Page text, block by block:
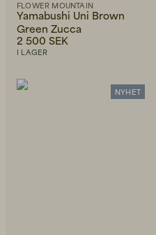
FLOWER MOUNTAIN
Yamabushi Uni Brown
Green Zucca
2 500 SEK
I LAGER
NYHET